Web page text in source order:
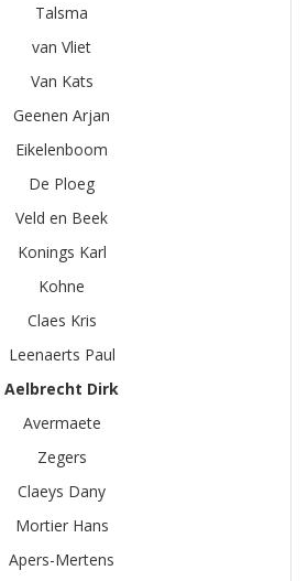
Talsma
van Vliet
Van Kats
Geenen Arjan
Eikelenboom
De Ploeg
Veld en Beek
Konings Karl
Kohne
Claes Kris
Leenaerts Paul
Aelbrecht Dirk
Avermaete
Zegers
Claeys Dany
Mortier Hans
Apers-Mertens